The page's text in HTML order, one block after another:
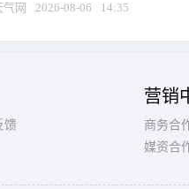
气网 2026-08-06 14:35
馈
营销
商务合
媒资合